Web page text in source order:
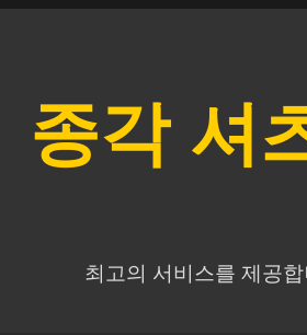
종각 셔
최고의 서비스를 제공